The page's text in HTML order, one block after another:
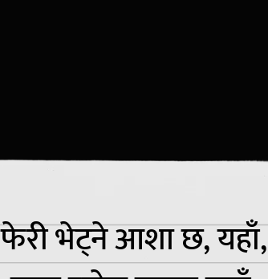
फेरी भेट्ने आशा छ, यहाँ,